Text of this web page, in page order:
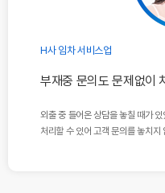
H사 임차 서비스업
부재중 문의도 문제없이
외출 중 들어온 상담을 놓칠 때가
처리할 수 있어 고객 문의를 놓치지